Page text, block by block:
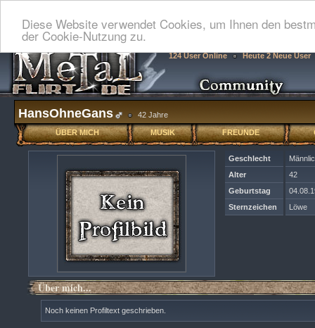
Diese Website verwendet Cookies, um Ihnen den
der Cookie-Nutzung zu.
124 User Online Heute 2 Neue User
HansOhneGans 42 Jahre
ÜBER MICH MUSIK FREUNDE
Geschlecht
Alter
42
Geburtstag
Sternzeichen
Löwe
Über mich...
Noch keinen Profiltext geschrieben.